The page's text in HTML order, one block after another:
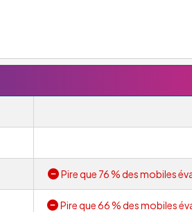
Pire que 76 % des mobiles
Pire que 66 % des mobiles